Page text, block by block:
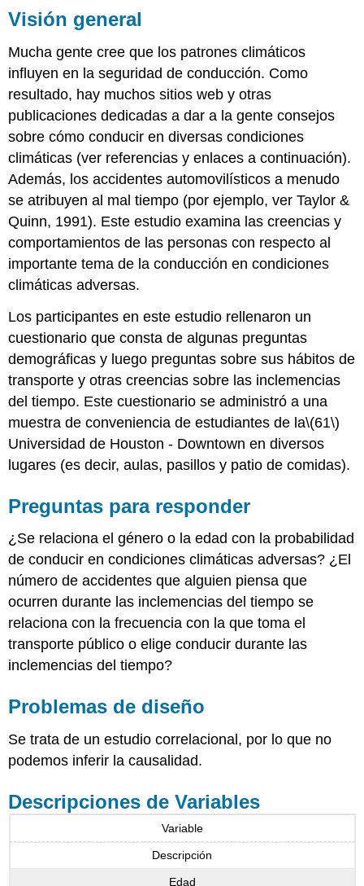
Visión general
Mucha gente cree que los patrones climáticos
influyen en la seguridad de conducción. Como
resultado, hay muchos sitios web y otras
publicaciones dedicadas a dar a la gente consejos
sobre cómo conducir en diversas condiciones
climáticas (ver referencias y enlaces a continuación).
Además, los accidentes automovilísticos a menudo
se atribuyen al mal tiempo (por ejemplo, ver Taylor &
Quinn, 1991). Este estudio examina las creencias y
comportamientos de las personas con respecto al
importante tema de la conducción en condiciones
climáticas adversas.
Los participantes en este estudio rellenaron un
cuestionario que consta de algunas preguntas
demográficas y luego preguntas sobre sus hábitos de
transporte y otras creencias sobre las inclemencias
del tiempo. Este cuestionario se administró a una
muestra de conveniencia de estudiantes de la\(61\)
Universidad de Houston - Downtown en diversos
lugares (es decir, aulas, pasillos y patio de comidas).
Preguntas para responder
¿Se relaciona el género o la edad con la probabilidad
de conducir en condiciones climáticas adversas? ¿El
número de accidentes que alguien piensa que
ocurren durante las inclemencias del tiempo se
relaciona con la frecuencia con la que toma el
transporte público o elige conducir durante las
inclemencias del tiempo?
Problemas de diseño
Se trata de un estudio correlacional, por lo que no
podemos inferir la causalidad.
Descripciones de Variables
Variable
Descripción
Edad